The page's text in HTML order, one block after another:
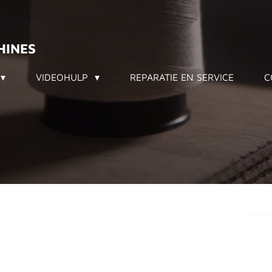
VIDEOHULP REPARATIE EN SERVICE